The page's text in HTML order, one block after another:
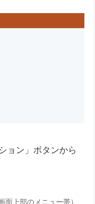
ョン」ボタンから
上部のメニュー帯）